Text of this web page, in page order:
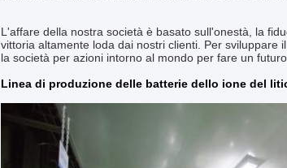
L'affare della nostra società è basato sull'onestà, la
vittoria altamente loda dai nostri clienti. Per
la società per azioni intorno al mondo per fare un
Linea di produzione delle batterie dello ione del